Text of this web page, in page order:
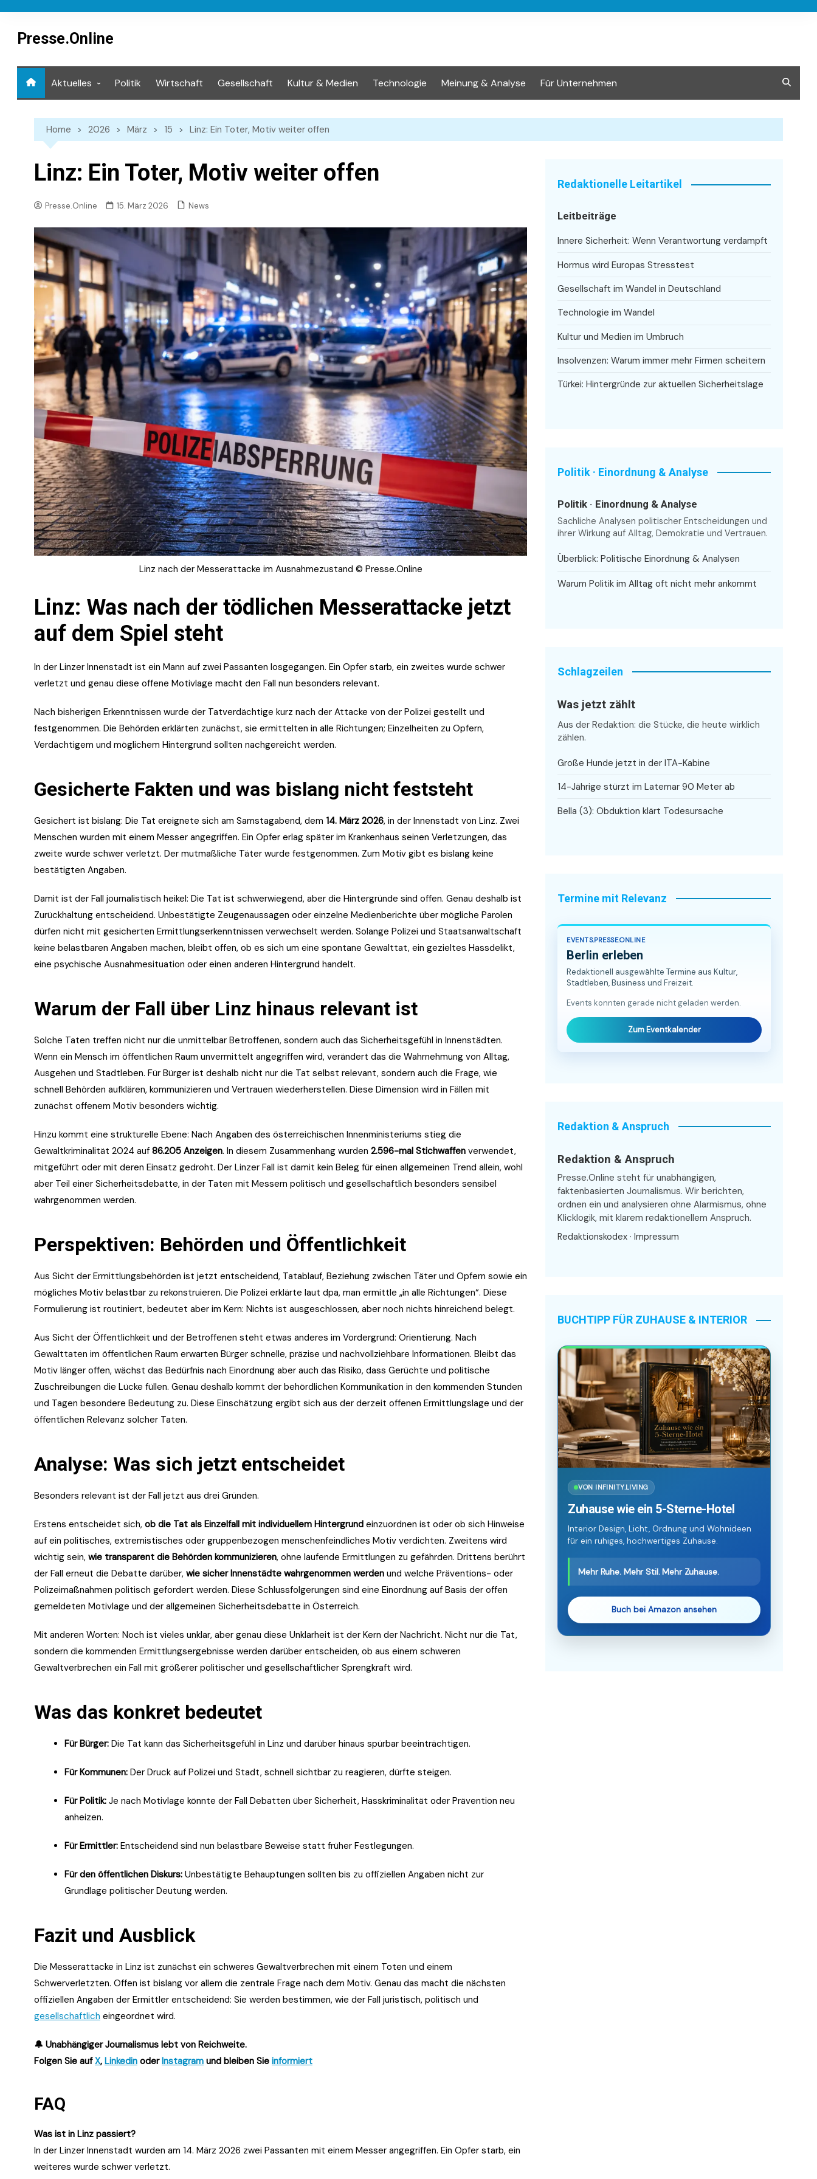
contentPresse.Online
Aktuelles Politik Wirtschaft Gesellschaft Kultur & Medien Technologie Meinung & Analyse Für Unternehmen
Home 2026 März 15 Linz: Ein Toter, Motiv weiter offen
Linz: Ein Toter, Motiv weiter offen
Presse.Online 15. März 2026 News
Linz nach der Messerattacke im Ausnahmezustand © Presse.Online
Linz: Was nach der tödlichen Messerattacke jetzt
auf dem Spiel steht
In der Linzer Innenstadt ist ein Mann auf zwei Passanten losgegangen. Ein Opfer starb, ein zweites wurde schwer
verletzt und genau diese offene Motivlage macht den Fall nun besonders relevant.
Nach bisherigen Erkenntnissen wurde der Tatverdächtige kurz nach der Attacke von der Polizei gestellt und
festgenommen. Die Behörden erklärten zunächst, sie ermittelten in alle Richtungen; Einzelheiten zu Opfern,
Verdächtigem und möglichem Hintergrund sollten nachgereicht werden.
Gesicherte Fakten und was bislang nicht feststeht
Gesichert ist bislang: Die Tat ereignete sich am Samstagabend, dem 14. März 2026, in der Innenstadt von Linz. Zwei
Menschen wurden mit einem Messer angegriffen. Ein Opfer erlag später im Krankenhaus seinen Verletzungen, das
zweite wurde schwer verletzt. Der mutmaßliche Täter wurde festgenommen. Zum Motiv gibt es bislang keine
bestätigten Angaben.
Damit ist der Fall journalistisch heikel: Die Tat ist schwerwiegend, aber die Hintergründe sind offen. Genau deshalb ist
Zurückhaltung entscheidend. Unbestätigte Zeugenaussagen oder einzelne Medienberichte über mögliche Parolen
dürfen nicht mit gesicherten Ermittlungserkenntnissen verwechselt werden. Solange Polizei und Staatsanwaltschaft
keine belastbaren Angaben machen, bleibt offen, ob es sich um eine spontane Gewalttat, ein gezieltes Hassdelikt,
eine psychische Ausnahmesituation oder einen anderen Hintergrund handelt.
Warum der Fall über Linz hinaus relevant ist
Solche Taten treffen nicht nur die unmittelbar Betroffenen, sondern auch das Sicherheitsgefühl in Innenstädten.
Wenn ein Mensch im öffentlichen Raum unvermittelt angegriffen wird, verändert das die Wahrnehmung von Alltag,
Ausgehen und Stadtleben. Für Bürger ist deshalb nicht nur die Tat selbst relevant, sondern auch die Frage, wie
schnell Behörden aufklären, kommunizieren und Vertrauen wiederherstellen. Diese Dimension wird in Fällen mit
zunächst offenem Motiv besonders wichtig.
Hinzu kommt eine strukturelle Ebene: Nach Angaben des österreichischen Innenministeriums stieg die
Gewaltkriminalität 2024 auf 86.205 Anzeigen. In diesem Zusammenhang wurden 2.596-mal Stichwaffen verwendet,
mitgeführt oder mit deren Einsatz gedroht. Der Linzer Fall ist damit kein Beleg für einen allgemeinen Trend allein, wohl
aber Teil einer Sicherheitsdebatte, in der Taten mit Messern politisch und gesellschaftlich besonders sensibel
wahrgenommen werden.
Perspektiven: Behörden und Öffentlichkeit
Aus Sicht der Ermittlungsbehörden ist jetzt entscheidend, Tatablauf, Beziehung zwischen Täter und Opfern sowie ein
mögliches Motiv belastbar zu rekonstruieren. Die Polizei erklärte laut dpa, man ermittle „in alle Richtungen“. Diese
Formulierung ist routiniert, bedeutet aber im Kern: Nichts ist ausgeschlossen, aber noch nichts hinreichend belegt.
Aus Sicht der Öffentlichkeit und der Betroffenen steht etwas anderes im Vordergrund: Orientierung. Nach
Gewalttaten im öffentlichen Raum erwarten Bürger schnelle, präzise und nachvollziehbare Informationen. Bleibt das
Motiv länger offen, wächst das Bedürfnis nach Einordnung aber auch das Risiko, dass Gerüchte und politische
Zuschreibungen die Lücke füllen. Genau deshalb kommt der behördlichen Kommunikation in den kommenden Stunden
und Tagen besondere Bedeutung zu. Diese Einschätzung ergibt sich aus der derzeit offenen Ermittlungslage und der
öffentlichen Relevanz solcher Taten.
Analyse: Was sich jetzt entscheidet
Besonders relevant ist der Fall jetzt aus drei Gründen.
Erstens entscheidet sich, ob die Tat als Einzelfall mit individuellem Hintergrund einzuordnen ist oder ob sich Hinweise
auf ein politisches, extremistisches oder gruppenbezogen menschenfeindliches Motiv verdichten. Zweitens wird
wichtig sein, wie transparent die Behörden kommunizieren, ohne laufende Ermittlungen zu gefährden. Drittens berührt
der Fall erneut die Debatte darüber, wie sicher Innenstädte wahrgenommen werden und welche Präventions- oder
Polizeimaßnahmen politisch gefordert werden. Diese Schlussfolgerungen sind eine Einordnung auf Basis der offen
gemeldeten Motivlage und der allgemeinen Sicherheitsdebatte in Österreich.
Mit anderen Worten: Noch ist vieles unklar, aber genau diese Unklarheit ist der Kern der Nachricht. Nicht nur die Tat,
sondern die kommenden Ermittlungsergebnisse werden darüber entscheiden, ob aus einem schweren
Gewaltverbrechen ein Fall mit größerer politischer und gesellschaftlicher Sprengkraft wird.
Was das konkret bedeutet
Für Bürger: Die Tat kann das Sicherheitsgefühl in Linz und darüber hinaus spürbar beeinträchtigen.
Für Kommunen: Der Druck auf Polizei und Stadt, schnell sichtbar zu reagieren, dürfte steigen.
Für Politik: Je nach Motivlage könnte der Fall Debatten über Sicherheit, Hasskriminalität oder Prävention neu
anheizen.
Für Ermittler: Entscheidend sind nun belastbare Beweise statt früher Festlegungen.
Für den öffentlichen Diskurs: Unbestätigte Behauptungen sollten bis zu offiziellen Angaben nicht zur
Grundlage politischer Deutung werden.
Fazit und Ausblick
Die Messerattacke in Linz ist zunächst ein schweres Gewaltverbrechen mit einem Toten und einem
Schwerverletzten. Offen ist bislang vor allem die zentrale Frage nach dem Motiv. Genau das macht die nächsten
offiziellen Angaben der Ermittler entscheidend: Sie werden bestimmen, wie der Fall juristisch, politisch und
gesellschaftlich eingeordnet wird.
🔔 Unabhängiger Journalismus lebt von Reichweite.
Folgen Sie aufX, Linkedin oderInstagram und bleiben Sie informiert
FAQ
Was ist in Linz passiert?
In der Linzer Innenstadt wurden am 14. März 2026 zwei Passanten mit einem Messer angegriffen. Ein Opfer starb, ein
weiteres wurde schwer verletzt.
Redaktionelle Leitartikel
Leitbeiträge
Innere Sicherheit: Wenn Verantwortung verdampft
Hormus wird Europas Stresstest
Gesellschaft im Wandel in Deutschland
Technologie im Wandel
Kultur und Medien im Umbruch
Insolvenzen: Warum immer mehr Firmen scheitern
Türkei: Hintergründe zur aktuellen Sicherheitslage
Politik · Einordnung & Analyse
Politik · Einordnung & Analyse
Sachliche Analysen politischer Entscheidungen und
ihrer Wirkung auf Alltag, Demokratie und Vertrauen.
Überblick: Politische Einordnung & Analysen
Warum Politik im Alltag oft nicht mehr ankommt
Schlagzeilen
Was jetzt zählt
Aus der Redaktion: die Stücke, die heute wirklich
zählen.
Große Hunde jetzt in der ITA-Kabine
14-Jährige stürzt im Latemar 90 Meter ab
Bella (3): Obduktion klärt Todesursache
Termine mit Relevanz
EVENTS.PRESSE.ONLINE
Berlin erleben
Redaktionell ausgewählte Termine aus Kultur,
Stadtleben, Business und Freizeit.
Events konnten gerade nicht geladen werden.
Zum Eventkalender
Redaktion & Anspruch
Redaktion & Anspruch
Presse.Online steht für unabhängigen,
faktenbasierten Journalismus. Wir berichten,
ordnen ein und analysieren ohne Alarmismus, ohne
Klicklogik, mit klarem redaktionellem Anspruch.
Redaktionskodex · Impressum
BUCHTIPP FÜR ZUHAUSE & INTERIOR
VON INFINITY.LIVING
Zuhause wie ein 5-Sterne-Hotel
Interior Design, Licht, Ordnung und Wohnideen
für ein ruhiges, hochwertiges Zuhause.
Mehr Ruhe. Mehr Stil. Mehr Zuhause.
Buch bei Amazon ansehen